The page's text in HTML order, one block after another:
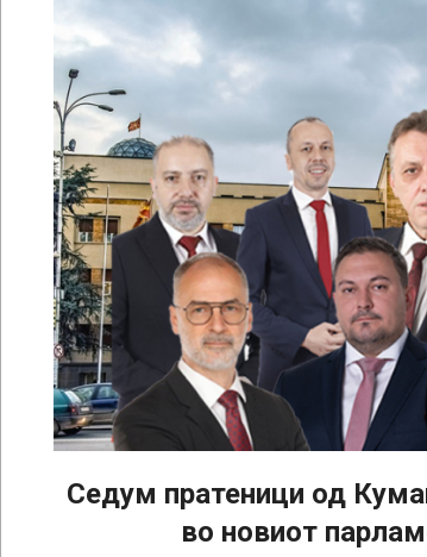
Седум пратеници од
во новиот